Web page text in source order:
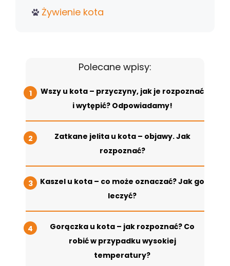
Żywienie kota
Polecane wpisy:
Wszy u kota – przyczyny, jak je rozpoznać
i wytępić? Odpowiadamy!
Zatkane jelita u kota – objawy. Jak
rozpoznać?
Kaszel u kota – co może oznaczać? Jak go
leczyć?
Gorączka u kota – jak rozpoznać? Co
robić w przypadku wysokiej
temperatury?